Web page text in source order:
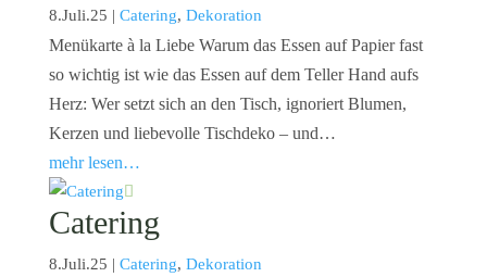
8.Juli.25 | Catering, Dekoration
Menükarte à la Liebe Warum das Essen auf Papier fast
so wichtig ist wie das Essen auf dem Teller Hand aufs
Herz: Wer setzt sich an den Tisch, ignoriert Blumen,
Kerzen und liebevolle Tischdeko – und…
mehr lesen…
Catering
8.Juli.25 | Catering, Dekoration